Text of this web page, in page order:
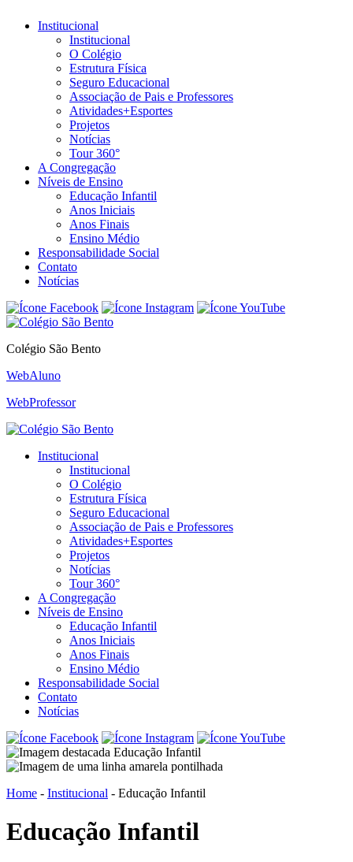
Institucional
Institucional
O Colégio
Estrutura Física
Seguro Educacional
Associação de Pais e Professores
Atividades+Esportes
Projetos
Notícias
Tour 360°
A Congregação
Níveis de Ensino
Educação Infantil
Anos Iniciais
Anos Finais
Ensino Médio
Responsabilidade Social
Contato
Notícias
Colégio São Bento
WebAluno
WebProfessor
Institucional
Institucional
O Colégio
Estrutura Física
Seguro Educacional
Associação de Pais e Professores
Atividades+Esportes
Projetos
Notícias
Tour 360°
A Congregação
Níveis de Ensino
Educação Infantil
Anos Iniciais
Anos Finais
Ensino Médio
Responsabilidade Social
Contato
Notícias
Home - Institucional - Educação Infantil
Educação Infantil